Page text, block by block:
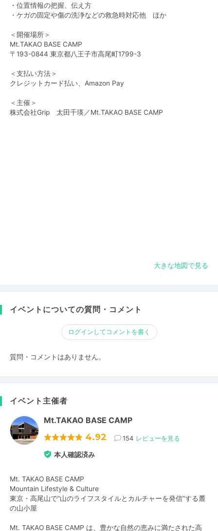
・位置情報の把握、伝え方
・ケガの固定や傷の洗浄などの救急時対応他 ほか
＜開催場所＞
Mt.TAKAO BASE CAMP
〒193-0844 東京都八王子市高尾町1799-3
＜支払い方法＞
クレジットカード払い、Amazon Pay
＜主催＞
株式会社Grip 太田千瑛／Mt.TAKAO BASE CAMP
大きな地図で見る
イベントについての質問・コメント
ログインしてコメントを書く
質問・コメントはありません。
イベント主催者
Mt.TAKAO BASE CAMP
4.92 154 レビューを見る
本人確認済み
Mt. TAKAO BASE CAMP
Mountain Lifestyle & Culture
東京・高尾山で”山のライフスタイルとカルチャーを発信”する麓
の山小屋
Mt. TAKAO BASE CAMP は、豊かな自然の恵みに満たされた高